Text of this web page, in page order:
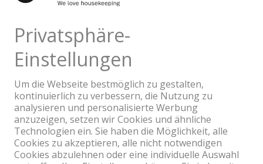
Ein Unternehmen der Coop Gruppe